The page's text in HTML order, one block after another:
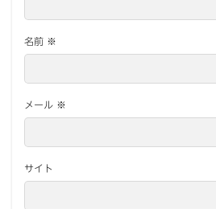
名前 ※
メール ※
サイト